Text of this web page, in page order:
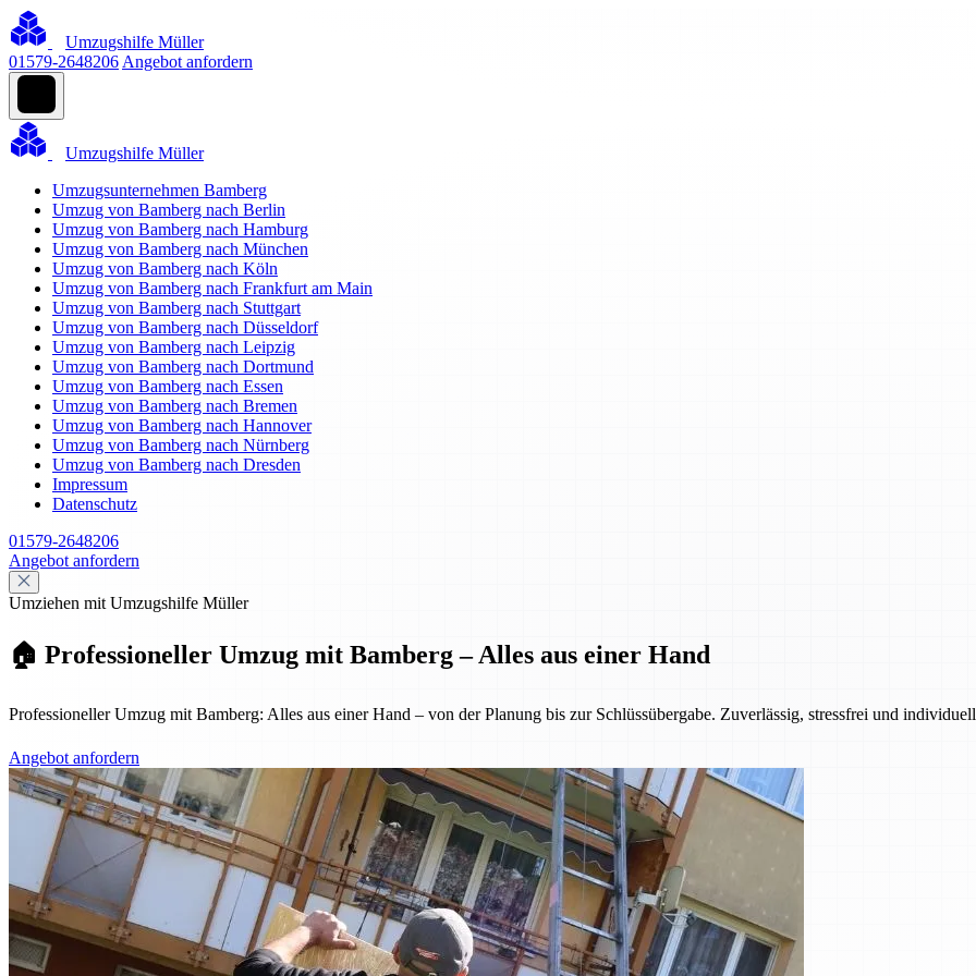
Umzugshilfe Müller
01579-2648206 Angebot anfordern
Umzugshilfe Müller
Umzugsunternehmen Bamberg
Umzug von Bamberg nach Berlin
Umzug von Bamberg nach Hamburg
Umzug von Bamberg nach München
Umzug von Bamberg nach Köln
Umzug von Bamberg nach Frankfurt am Main
Umzug von Bamberg nach Stuttgart
Umzug von Bamberg nach Düsseldorf
Umzug von Bamberg nach Leipzig
Umzug von Bamberg nach Dortmund
Umzug von Bamberg nach Essen
Umzug von Bamberg nach Bremen
Umzug von Bamberg nach Hannover
Umzug von Bamberg nach Nürnberg
Umzug von Bamberg nach Dresden
Impressum
Datenschutz
01579-2648206
Angebot anfordern
Umziehen mit Umzugshilfe Müller
🏠 Professioneller Umzug mit Bamberg – Alles aus einer Hand
Professioneller Umzug mit Bamberg: Alles aus einer Hand – von der Planung bis zur Schlüssübergabe. Zuverlässig, stressfrei und
Angebot anfordern